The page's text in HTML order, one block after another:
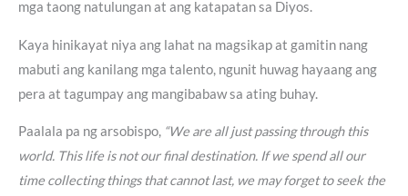
mga taong natulungan at ang katapatan sa Diyos.
Kaya hinikayat niya ang lahat na magsikap at gamitin nang
mabuti ang kanilang mga talento, ngunit huwag hayaang ang
pera at tagumpay ang mangibabaw sa ating buhay.
Paalala pa ng arsobispo, “We are all just passing through this
world. This life is not our final destination. If we spend all our
time collecting things that cannot last, we may forget to seek the